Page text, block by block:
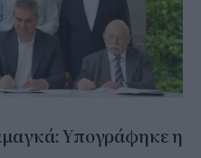
Υπογράφηκε η